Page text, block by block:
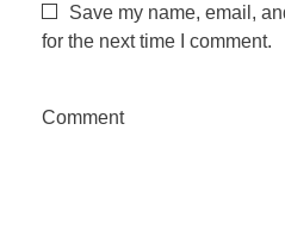
Save my name, email,
for the next time I comment.
Comment